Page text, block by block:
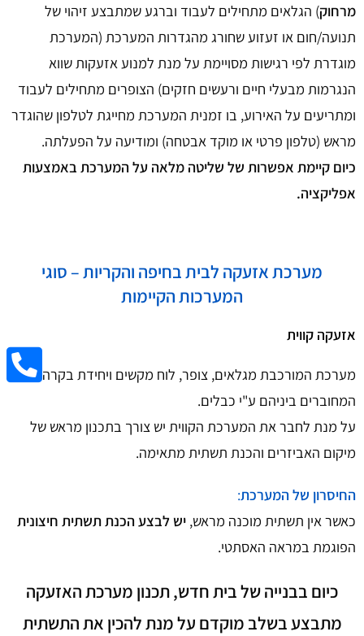
מרחוק) הגלאים מתחילים לעבוד וברגע שמתבצע זיהוי של
תנועה/חום או זעזוע שחורג מהגדרות המערכת (המערכת
מוגדרת לפי רגישות מסויימת על מנת למנוע אזעקות שווא
הנגרמות מבעלי חיים ורעשים חזקים) הצופרים מתחילים לעבוד
ומתריעים על האירוע, בו זמנית המערכת מחייגת לטלפון שהוגדר
מראש (טלפון פרטי או מוקד אבטחה) ומודיעה על הפעלתה.
כיום קיימת אפשרות של שליטה מלאה על המערכת באמצעות
אפליקציה.
מערכת אזעקה לבית בחיפה והקריות – סוגי
המערכות הקיימות
אזעקה קווית
מערכת המורכבת מגלאים, צופר, לוח מקשים ויחידת בקרה
המחוברים ביניהם ע"י כבלים.
על מנת לחבר את המערכת הקווית יש צורך בתכנון מראש של
מיקום האביזרים והכנת תשתית מתאימה.
החיסרון של המערכת:
כאשר אין תשתית מוכנה מראש, יש לבצע הכנת תשתית חיצונית
הפוגמת במראה האסתטי.
כיום בבנייה של בית חדש, תכנון מערכת האזעקה
מתבצע בשלב מוקדם על מנת להכין את התשתית